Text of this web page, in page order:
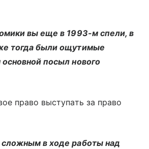
вы еще в 1993-м спели, в
тогда были ощутимые
посыл нового
право выступать за право
в ходе работы над